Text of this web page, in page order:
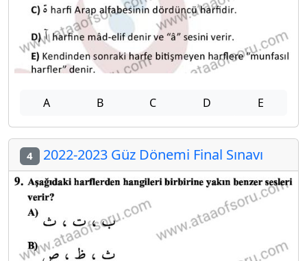
A B C D E
4 2022-2023 Güz Dönemi Final Sınavı